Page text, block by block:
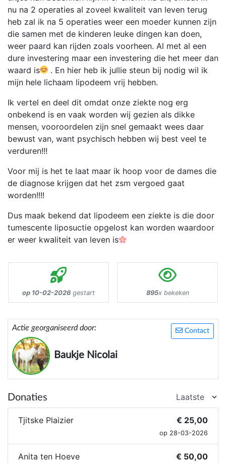
nu na 2 operaties al zoveel kwaliteit van leven terug
heb zal ik na 5 operaties weer een moeder kunnen zijn
die samen met de kinderen leuke dingen kan doen,
weer paard kan rijden zoals voorheen. Al met al een
dure investering maar een investering die het meer dan
waard is
. En hier heb ik jullie steun bij nodig wil ik
mijn hele lichaam lipodeem vrij hebben.
Ik vertel en deel dit omdat onze ziekte nog erg
onbekend is en vaak worden wij gezien als dikke
mensen, vooroordelen zijn snel gemaakt wees daar
bewust van, want psychisch hebben wij best veel te
verduren!!!
Voor mij is het te laat maar ik hoop voor de dames die
de diagnose krijgen dat het zsm vergoed gaat
worden!!!!
Dus maak bekend dat lipodeem een ziekte is die door
tumescente liposuctie opgelost kan worden waardoor
er weer kwaliteit van leven is
op 10-02-2026 gestart 895x bekeken
Contact
Actie georganiseerd door:
Baukje Nicolai
Donaties
Tjitske Plaizier € 25,00
op 28-03-2026
Anita ten Hoeve € 50,00